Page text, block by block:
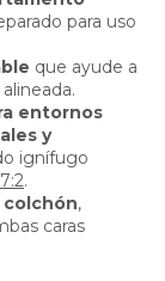
para uso
que ayude a
entornos
y
ignífugo
.
colchón,
caras